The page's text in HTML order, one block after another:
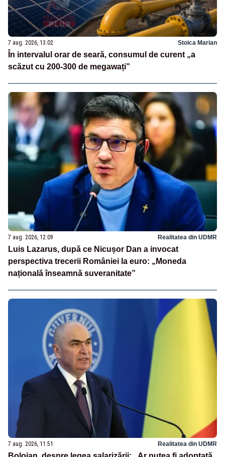
7 aug. 2026, 13:02 Stoica Marian
În intervalul orar de seară, consumul de curent „a
scăzut cu 200-300 de megawați”
7 aug. 2026, 12:09 Realitatea din UDMR
Luis Lazarus, după ce Nicușor Dan a invocat
perspectiva trecerii României la euro: „Moneda
națională înseamnă suveranitate”
7 aug. 2026, 11:51 Realitatea din UDMR